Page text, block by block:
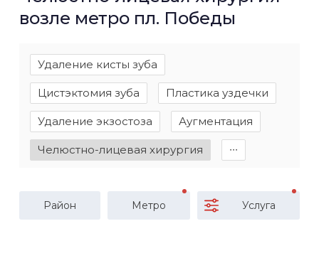
возле метро пл. Победы
Удаление кисты зуба
Цистэктомия зуба Пластика уздечки
Удаление экзостоза Аугментация
Челюстно-лицевая хирургия ∙∙∙
Район Метро Услуга